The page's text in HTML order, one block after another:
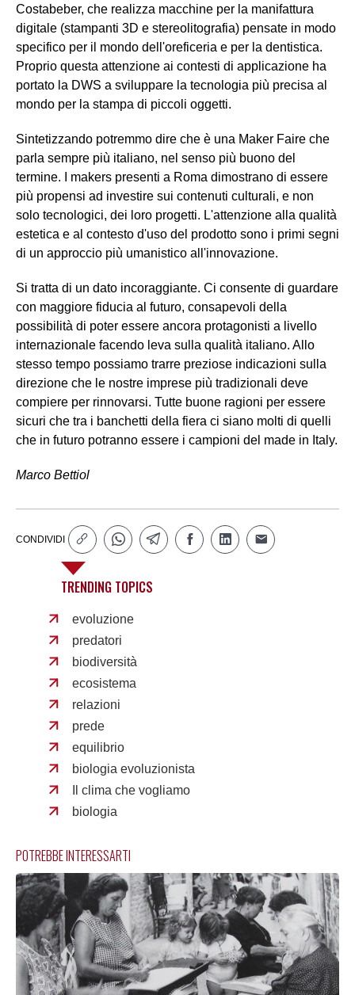
Costabeber, che realizza macchine per la manifattura
digitale (stampanti 3D e stereolitografia) pensate in modo
specifico per il mondo dell'oreficeria e per la dentistica.
Proprio questa attenzione ai contesti di applicazione ha
portato la DWS a sviluppare la tecnologia più precisa al
mondo per la stampa di piccoli oggetti.
Sintetizzando potremmo dire che è una Maker Faire che
parla sempre più italiano, nel senso più buono del
termine. I makers presenti a Roma dimostrano di essere
più propensi ad investire sui contenuti culturali, e non
solo tecnologici, dei loro progetti. L'attenzione alla qualità
estetica e al contesto d'uso del prodotto sono i primi segni
di un approccio più umanistico all'innovazione.
Si tratta di un dato incoraggiante. Ci consente di guardare
con maggiore fiducia al futuro, consapevoli della
possibilità di poter essere ancora protagonisti a livello
internazionale facendo leva sulla qualità italiano. Allo
stesso tempo possiamo trarre preziose indicazioni sulla
direzione che le nostre imprese più tradizionali deve
compiere per rinnovarsi. Tutte buone ragioni per essere
sicuri che tra i banchetti della fiera ci siano molti di quelli
che in futuro potranno essere i campioni del made in Italy.
Marco Bettiol
CONDIVIDI
TRENDING TOPICS
evoluzione
predatori
biodiversità
ecosistema
relazioni
prede
equilibrio
biologia evoluzionista
Il clima che vogliamo
biologia
POTREBBE INTERESSARTI